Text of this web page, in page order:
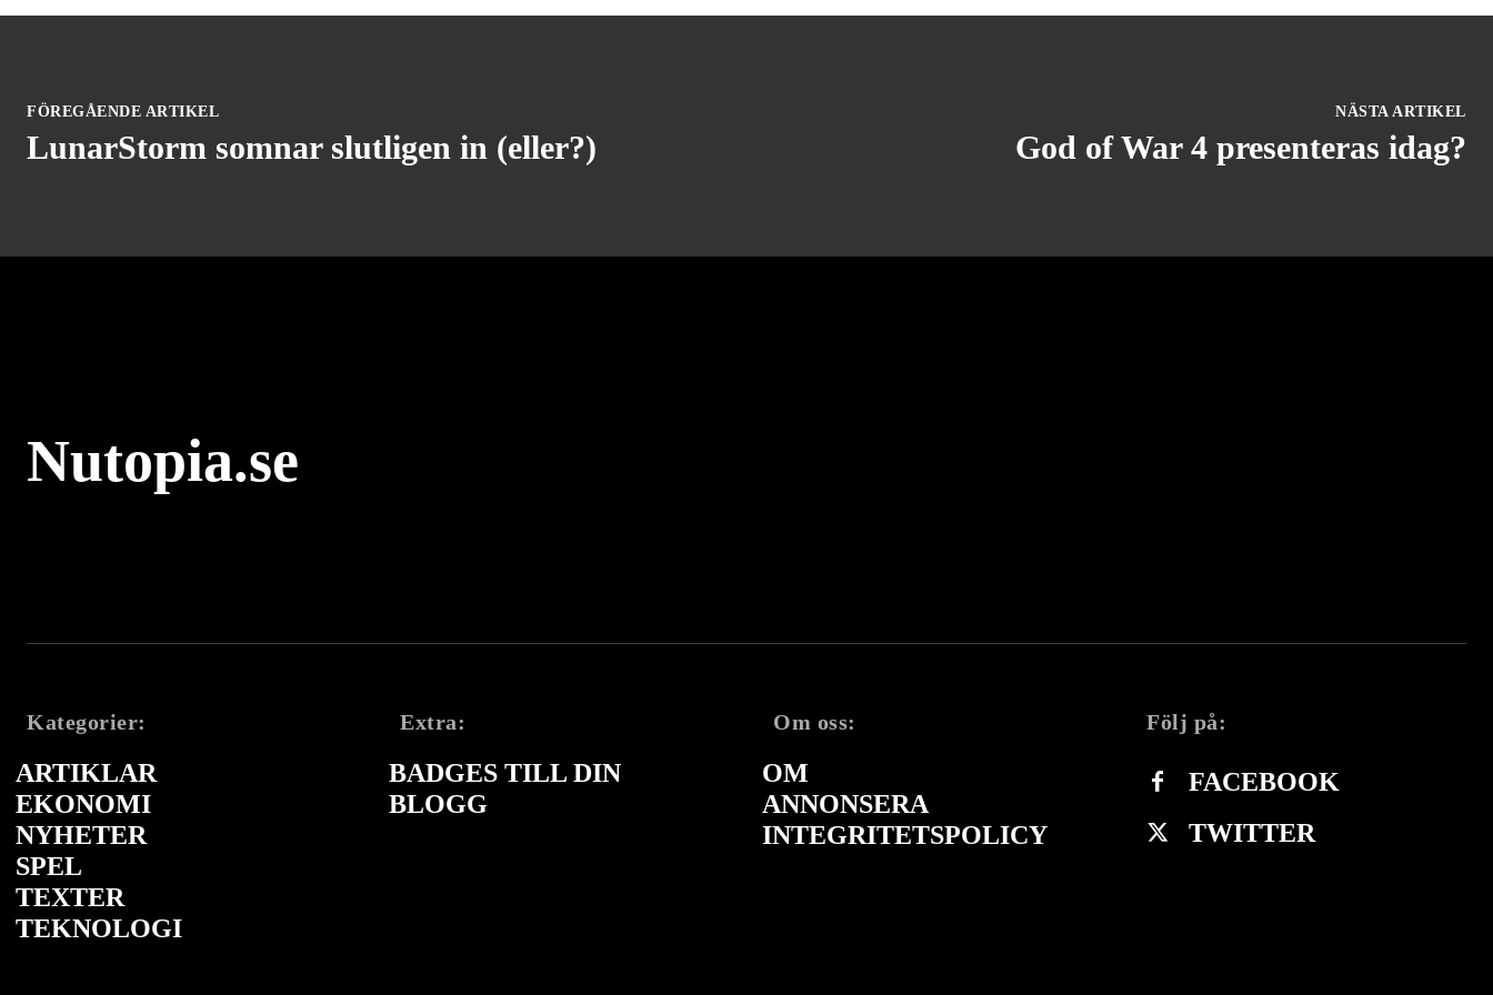
FÖREGÅENDE ARTIKEL
LunarStorm somnar slutligen in (eller?)
NÄSTA ARTIKEL
God of War 4 presenteras idag?
Nutopia.se
Kategorier:
ARTIKLAR
EKONOMI
NYHETER
SPEL
TEXTER
TEKNOLOGI
Extra:
BADGES TILL DIN
BLOGG
Om oss:
OM
ANNONSERA
INTEGRITETSPOLICY
Följ på:
FACEBOOK
TWITTER